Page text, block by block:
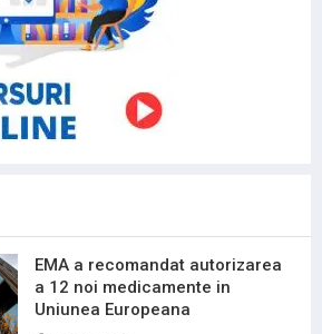
EMA a recomandat autorizarea
a 12 noi medicamente in
Uniunea Europeana